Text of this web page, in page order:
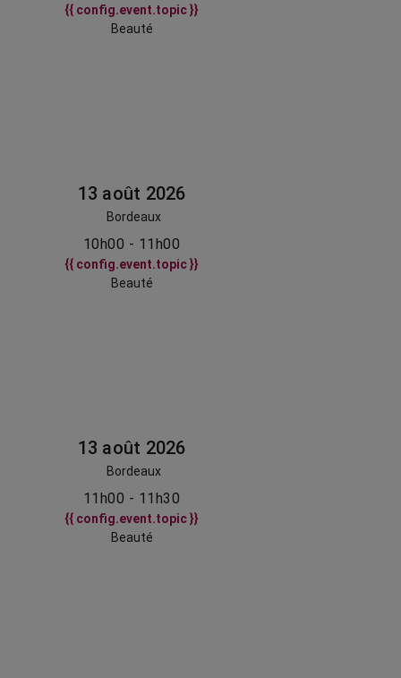
{{ config.event.topic }}
Beauté
13 août 2026
Bordeaux
10h00 - 11h00
{{ config.event.topic }}
Beauté
13 août 2026
Bordeaux
11h00 - 11h30
{{ config.event.topic }}
Beauté